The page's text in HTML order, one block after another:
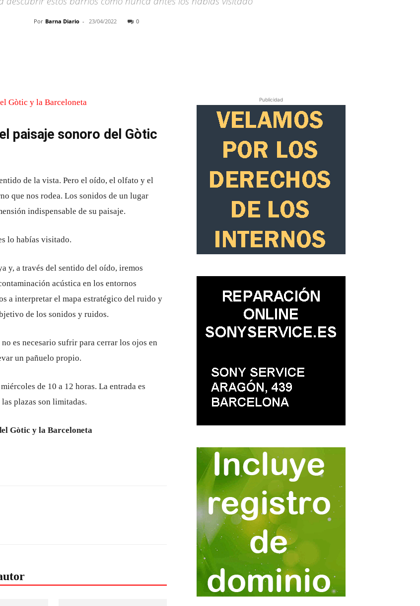
Por Barna Diario - 23/04/2022 0
paisaje sonoro del Gòtic
de la vista. Pero el oído, el olfato y el
que nos rodea. Los sonidos de un lugar
indispensable de su paisaje.
lo habías visitado.
y, a través del sentido del oído, iremos
acústica en los entornos
a interpretar el mapa estratégico del ruido y
de los sonidos y ruidos.
es necesario sufrir para cerrar los ojos en
un pañuelo propio.
de 10 a 12 horas. La entrada es
plazas son limitadas.
Gòtic y la Barceloneta
Publicidad